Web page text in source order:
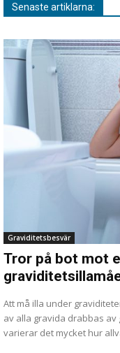
Senaste artiklarna:
Graviditetsbesvär
Tror på bot mot
Att må illa under
av alla gravida drabbas
varierar det mycket hur